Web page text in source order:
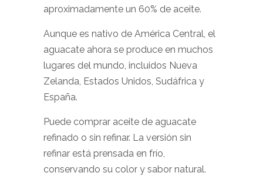
aproximadamente un 60% de aceite.
Aunque es nativo de América Central, el
aguacate ahora se produce en muchos
lugares del mundo, incluidos Nueva
Zelanda, Estados Unidos, Sudáfrica y
España.
Puede comprar aceite de aguacate
refinado o sin refinar. La versión sin
refinar está prensada en frío,
conservando su color y sabor natural.